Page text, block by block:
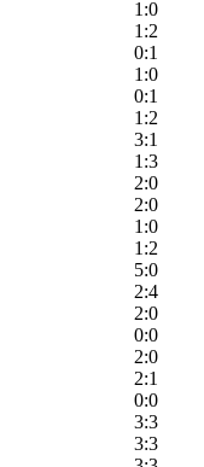
1:0
1:2
0:1
1:0
0:1
1:2
3:1
1:3
2:0
2:0
1:0
1:2
5:0
2:4
2:0
0:0
2:0
2:1
0:0
3:3
3:3